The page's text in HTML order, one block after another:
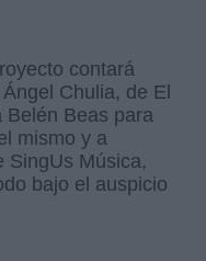
contará
Chulia, de El
Belén Beas para
mismo y a
SingUs Música,
bajo el auspicio